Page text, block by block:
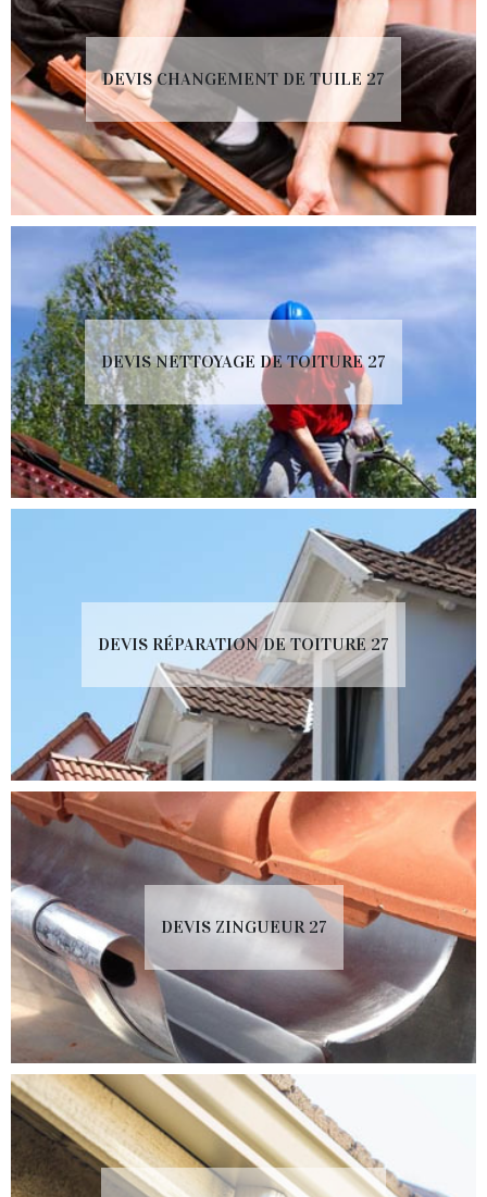
DEVIS CHANGEMENT DE TUILE 27
DEVIS NETTOYAGE DE TOITURE 27
DEVIS RÉPARATION DE TOITURE 27
DEVIS ZINGUEUR 27